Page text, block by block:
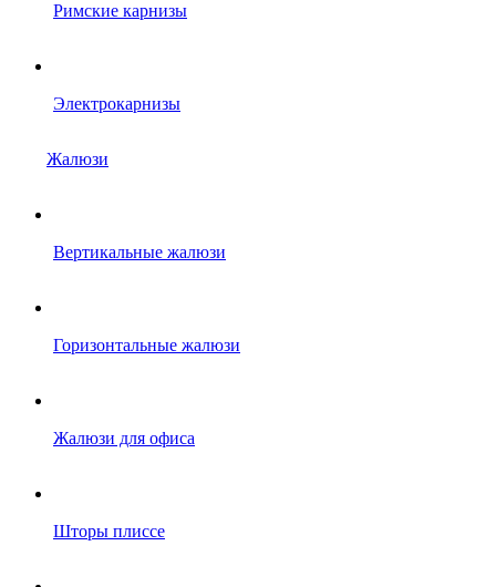
Римские карнизы
Электрокарнизы
Жалюзи
Вертикальные жалюзи
Горизонтальные жалюзи
Жалюзи для офиса
Шторы плиссе